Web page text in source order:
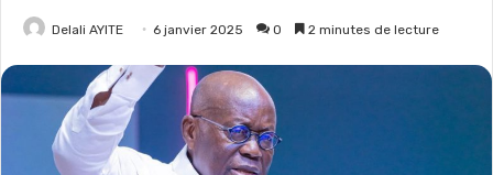
Delali AYITE 6 janvier 2025 0 2 minutes de lecture